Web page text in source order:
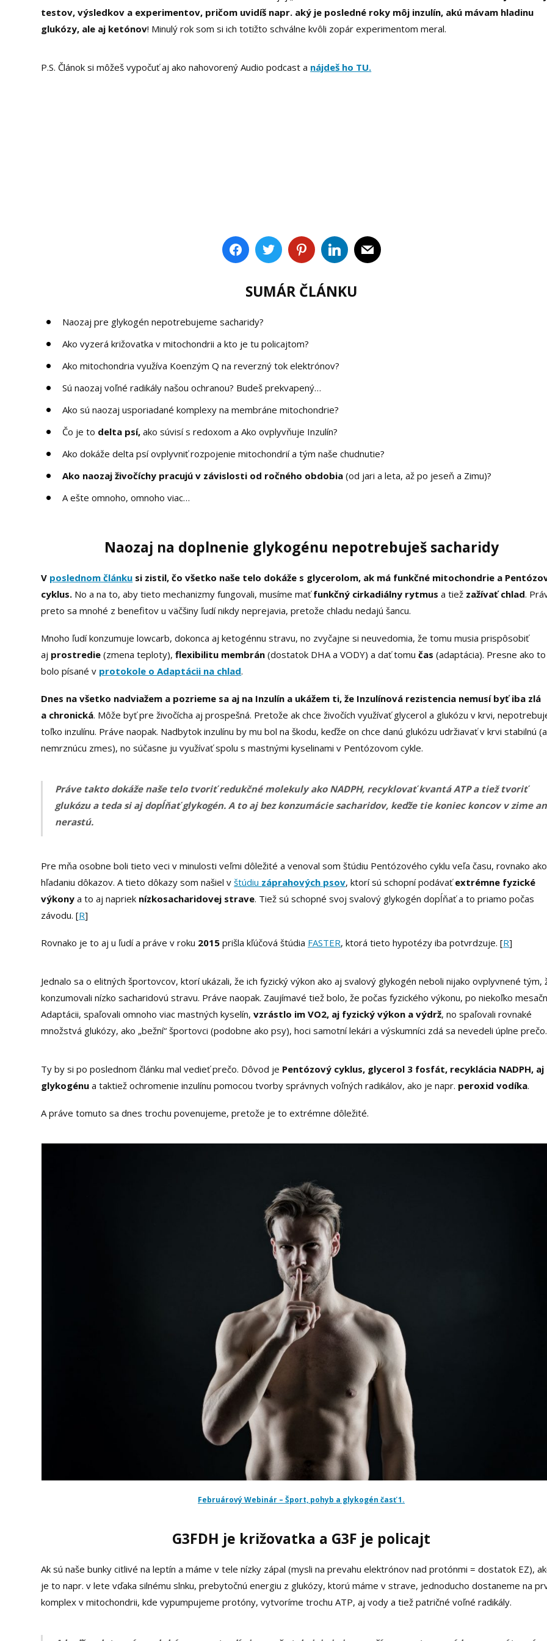
testov, výsledkov a experimentov, pričom uvidíš napr. aký je posledné roky môj inzulín, akú mávam hladinu
glukózy, ale aj ketónov! Minulý rok som si ich totižto schválne kvôli zopár experimentom meral.
P.S. Článok si môžeš vypočuť aj ako nahovorený Audio podcast a nájdeš ho TU.
SUMÁR ČLÁNKU
Naozaj pre glykogén nepotrebujeme sacharidy?
Ako vyzerá križovatka v mitochondrii a kto je tu policajtom?
Ako mitochondria využíva Koenzým Q na reverzný tok elektrónov?
Sú naozaj voľné radikály našou ochranou? Budeš prekvapený…
Ako sú naozaj usporiadané komplexy na membráne mitochondrie?
Čo je to delta psí,ako súvisí s redoxom a Ako ovplyvňuje Inzulín?
Ako dokáže delta psí ovplyvniť rozpojenie mitochondrií a tým naše chudnutie?
Ako naozaj živočíchy pracujú v závislosti od ročného obdobia (od jari a leta, až po jeseň a Zimu)?
A ešte omnoho, omnoho viac…
Naozaj na doplnenie glykogénu nepotrebuješ sacharidy
V poslednom článku si zistil, čo všetko naše telo dokáže s glycerolom, ak má funkčné mitochondrie a
cyklus. No a na to, aby tieto mechanizmy fungovali, musíme maťfunkčný cirkadiálny rytmusa tiež zažívať chlad.
preto sa mnohé z benefitov u väčšiny ľudí nikdy neprejavia, pretože chladu nedajú šancu.
Mnoho ľudí konzumuje lowcarb, dokonca aj ketogénnu stravu, no zvyčajne si neuvedomia, že tomu musia prispôsobiť
aj prostredie (zmena teploty),flexibilitu membrán (dostatok DHA a VODY) a dať tomučas (adaptácia). Presne ako to
bolo písané v protokole o Adaptácii na chlad.
Dnes na všetko nadviažem a pozrieme sa aj na Inzulín a ukážem ti, že Inzulínová rezistencia nemusí byť iba zlá
a chronická. Môže byť pre živočícha aj prospešná. Pretože ak chce živočích využívať glycerol a glukózu v krvi,
toľko inzulínu. Práve naopak. Nadbytok inzulínu by mu bol na škodu, keďže on chce danú glukózu udržiavať v krvi stabilnú
nemrznúcu zmes), no súčasne ju využívať spolu s mastnými kyselinami v Pentózovom cykle.
Práve takto dokáže naše telo tvoriť redukčné molekuly ako NADPH, recyklovať kvantá ATP a tiež tvoriť
glukózu a teda si aj dopĺňať glykogén. A to aj bez konzumácie sacharidov, keďže tie koniec koncov v zime
nerastú.
Pre mňa osobne boli tieto veci v minulosti veľmi dôležité a venoval som štúdiu Pentózového cyklu veľa času, rovnako ako
hľadaniu dôkazov. A tieto dôkazy som našiel vštúdiu záprahových psov, ktorí sú schopní podávaťextrémne fyzické
výkony a to aj napriek nízkosacharidovej strave. Tiež sú schopné svoj svalový glykogén dopĺňať a to priamo počas
závodu. [R]
Rovnako je to aj u ľudí a práve v roku 2015 prišla kľúčová štúdia FASTER, ktorá tieto hypotézy iba potvrdzuje. [R]
Jednalo sa o elitných športovcov, ktorí ukázali, že ich fyzický výkon ako aj svalový glykogén neboli nijako ovplyvnené tým,
konzumovali nízko sacharidovú stravu. Práve naopak. Zaujímavé tiež bolo, že počas fyzického výkonu, po niekoľko
Adaptácii, spaľovali omnoho viac mastných kyselín,vzrástlo im VO2, aj fyzický výkon a výdrž, no spaľovali rovnaké
množstvá glukózy, ako „bežní“ športovci (podobne ako psy), hoci samotní lekári a výskumníci zdá sa nevedeli úplne prečo.
Ty by si po poslednom článku mal vedieť prečo. Dôvod je Pentózový cyklus, glycerol 3 fosfát, recyklácia NADPH, aj
glykogénu a taktiež ochromenie inzulínu pomocou tvorby správnych voľných radikálov, ako je napr. peroxid vodíka.
A práve tomuto sa dnes trochu povenujeme, pretože je to extrémne dôležité.
Februárový Webinár – Šport, pohyb a glykogén časť 1.
G3FDH je križovatka a G3F je policajt
Ak sú naše bunky citlivé na leptín a máme v tele nízky zápal (mysli na prevahu elektrónov nad protónmi = dostatok EZ),
je to napr. v lete vďaka silnému slnku, prebytočnú energiu z glukózy, ktorú máme v strave, jednoducho dostaneme na
komplex v mitochondrii, kde vypumpujeme protóny, vytvoríme trochu ATP, aj vody a tiež patričné voľné radikály.